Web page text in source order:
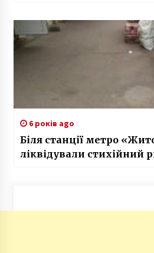
6 років ago
Біля станції метро
ліквідували стихійний